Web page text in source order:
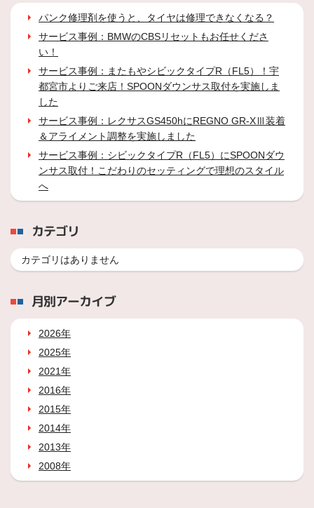
パンク修理剤を使うと、タイヤは修理できなくなる？
サービス事例：BMWのCBSリセットもお任せくださ
い！
サービス事例：またもやシビックタイプR（FL5）！宇
都宮市よりご来店！SPOONダウンサス取付を実施しま
した
サービス事例：レクサスGS450hにREGNO GR-XⅢ装着
＆アライメント調整を実施しました
サービス事例：シビックタイプR（FL5）にSPOONダウ
ンサス取付！こだわりのセッティングで理想のスタイル
へ
カテゴリ
カテゴリはありません
月別アーカイブ
2026年
2025年
2021年
2016年
2015年
2014年
2013年
2008年